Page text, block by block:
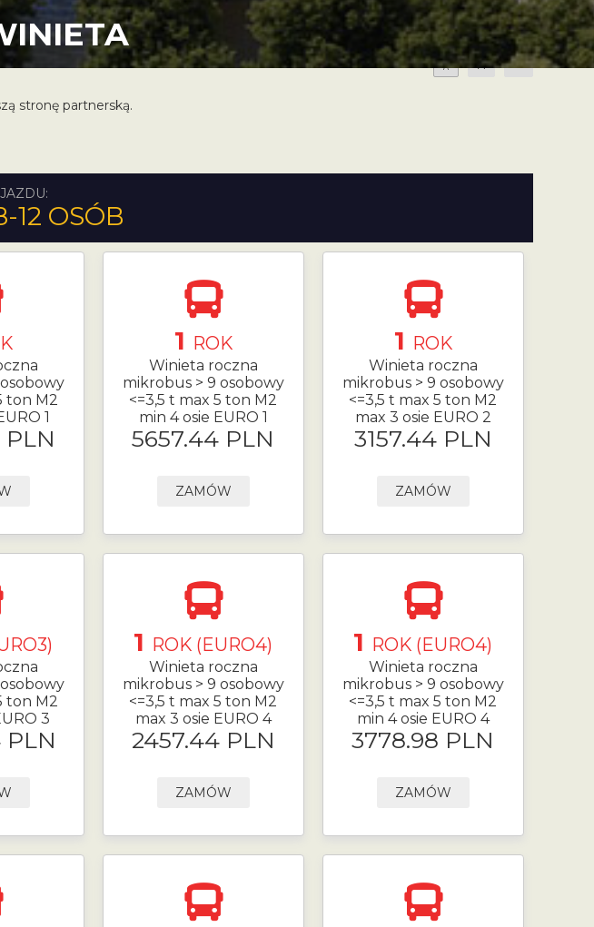
A A A
stronę partnerską.
12 OSÓB
ton M2
1
PLN
1 ROK
Winieta roczna
mikrobus > 9 osobowy
<=3,5 t max 5 ton M2
min 4 osie EURO 1
5657.44 PLN
ZAMÓW
1 ROK
Winieta roczna
mikrobus > 9 osobowy
<=3,5 t max 5 ton M2
max 3 osie EURO 2
3157.44 PLN
ZAMÓW
ton M2
3
PLN
1 ROK (EURO4)
Winieta roczna
mikrobus > 9 osobowy
<=3,5 t max 5 ton M2
max 3 osie EURO 4
2457.44 PLN
ZAMÓW
1 ROK (EURO4)
Winieta roczna
mikrobus > 9 osobowy
<=3,5 t max 5 ton M2
min 4 osie EURO 4
3778.98 PLN
ZAMÓW